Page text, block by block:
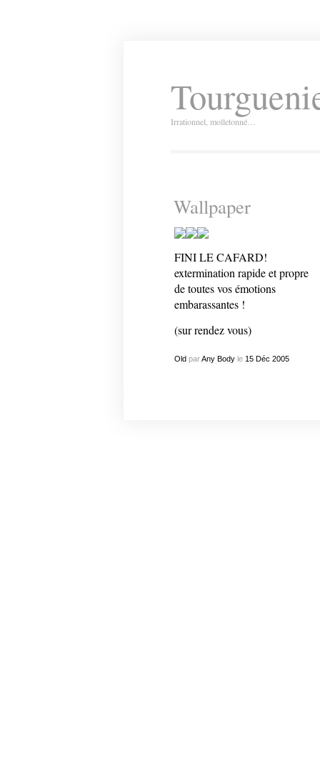
Irrationnel, molletonné…
Wallpaper
FINI LE CAFARD!
extermination rapide et propre
de toutes vos émotions
embarassantes !
(sur rendez vous)
OldparAny Bodyle 15 Déc 2005